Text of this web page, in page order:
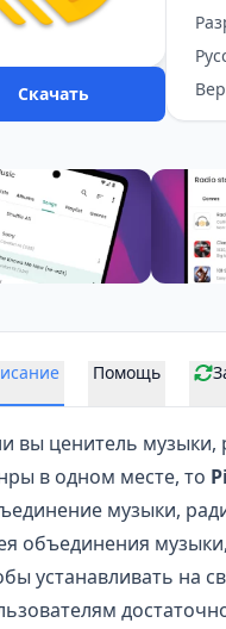
Скачать
Помощь
вы ценитель музыки,
в одном месте, то
музыки,
объединения
устанавливать на